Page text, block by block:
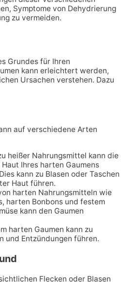
Symptome von Dehydrierung
zu vermeiden.
Grundes für Ihren
kann erleichtert werden,
Ursachen verstehen. Dazu
auf verschiedene Arten
heißer Nahrungsmittel kann die
Ihres harten Gaumens
kann zu Blasen oder Taschen
Haut führen.
harten Nahrungsmitteln wie
harten Bonbons und festem
kann den Gaumen
harten Gaumen kann zu
und Entzündungen führen.
Flecken oder Blasen